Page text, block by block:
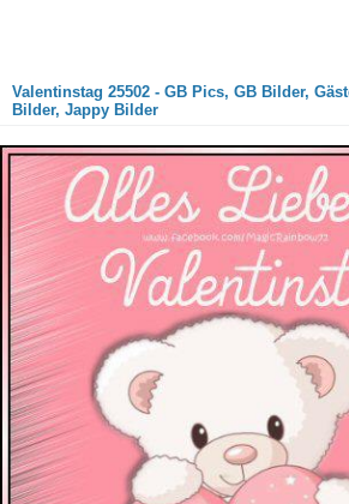
Valentinstag 25502 - GB Pics, GB Bilder,
Bilder, Jappy Bilder